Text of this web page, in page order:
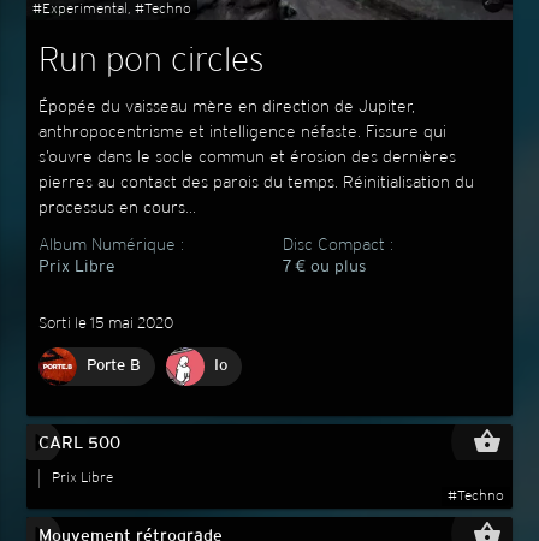
#Experimental, #Techno
Run pon circles
Épopée du vaisseau mère en direction de Jupiter,
anthropocentrisme et intelligence néfaste. Fissure qui
s’ouvre dans le socle commun et érosion des dernières
pierres au contact des parois du temps. Réinitialisation du
processus en cours...
Album Numérique :
Prix Libre
Disc Compact :
7 € ou plus
Sorti le 15 mai 2020
Porte B Io
play_circle_filled shopping_basket
CARL 500
Prix Libre
#Techno
shopping_basket
Mouvement rétrograde